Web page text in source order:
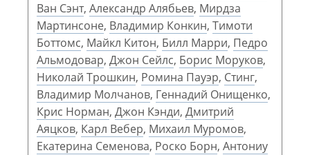
Ван Сэнт, Александр Алябьев, Мирдза
Мартинсоне, Владимир Конкин, Тимоти
Боттомс, Майкл Китон, Билл Марри, Педро
Альмодовар, Джон Сейлс, Борис Моруков,
Николай Трошкин, Ромина Пауэр, Стинг,
Владимир Молчанов, Геннадий Онищенко,
Крис Норман, Джон Кэнди, Дмитрий
Аяцков, Карл Вебер, Михаил Муромов,
Екатерина Семенова, Роско Борн, Антониу